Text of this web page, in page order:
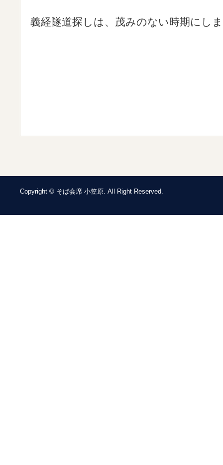
義経隧道探しは、茂みのない時期にし
Copyright © そば会席 小笠原. All Right Reserved.